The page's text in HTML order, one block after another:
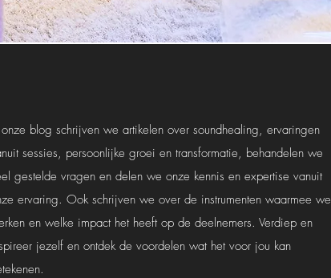
onze blog schrijven we artikelen over soundhealing, ervaringen
sessies, persoonlijke groei en transformatie, behandelen we
gestelde vragen en delen we onze kennis en expertise vanuit
ervaring. Ook schrijven we over de instrumenten waarmee we
en welke impact het heeft op de deelnemers. Verdiep en
jezelf en ontdek de voordelen wat het voor jou kan